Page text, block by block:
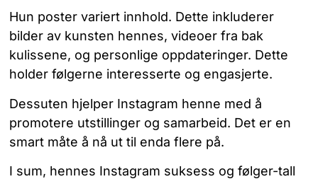
Hun poster variert innhold. Dette inkluderer
bilder av kunsten hennes, videoer fra bak
kulissene, og personlige oppdateringer. Dette
holder følgerne interesserte og engasjerte.
Dessuten hjelper Instagram henne med å
promotere utstillinger og samarbeid. Det er en
smart måte å nå ut til enda flere på.
I sum, hennes Instagram suksess og følger-tall